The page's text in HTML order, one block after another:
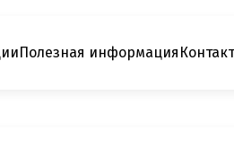
Полезная информация